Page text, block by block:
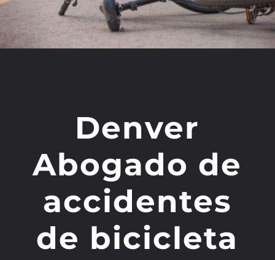
Denver
Abogado de
accidentes
de bicicleta